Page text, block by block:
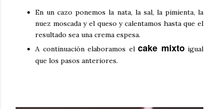
En un cazo ponemos la nata, la sal, la pimienta, la
nuez moscada y el queso y calentamos hasta que el
resultado sea una crema espesa.
A continuación elaboramos el cake mixtoigual
que los pasos anteriores.